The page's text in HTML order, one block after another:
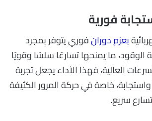
فورية
بعزم دورانفوري يتوفر بمجرد
ما يمنحها تسارعًا سلسًا وقويًا
العالية، فهذا الأداء يجعل تجربة
خاصة في حركة المرور الكثيفة
سريع.